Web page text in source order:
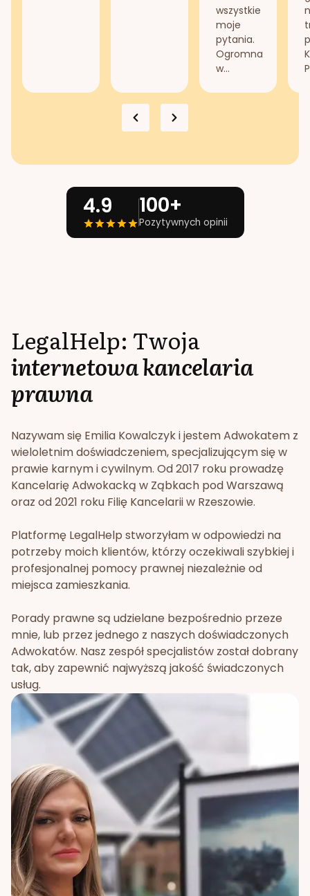
wszystkie
moje
pytania.
Ogromna
w...
4.9 100+
Pozytywnych opinii
LegalHelp: Twoja
internetowa kancelaria
prawna
Nazywam się Emilia Kowalczyk i jestem Adwokatem z
wieloletnim doświadczeniem, specjalizującym się w
prawie karnym i cywilnym. Od 2017 roku prowadzę
Kancelarię Adwokacką w Ząbkach pod Warszawą
oraz od 2021 roku Filię Kancelarii w Rzeszowie.
Platformę LegalHelp stworzyłam w odpowiedzi na
potrzeby moich klientów, którzy oczekiwali szybkiej i
profesjonalnej pomocy prawnej niezależnie od
miejsca zamieszkania.
Porady prawne są udzielane bezpośrednio przeze
mnie, lub przez jednego z naszych doświadczonych
Adwokatów. Nasz zespół specjalistów został dobrany
tak, aby zapewnić najwyższą jakość świadczonych
usług.